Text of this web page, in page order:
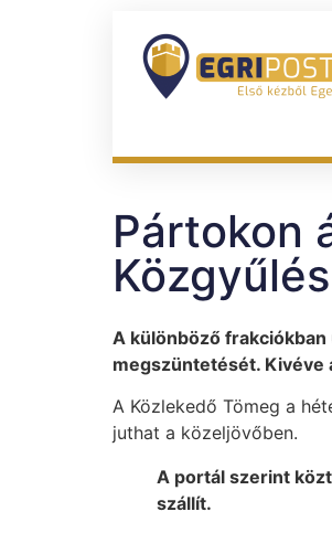
Pártokon
A különböző
megszüntetését. Kivéve
A Közlekedő Tömeg a
juthat a közeljövőben.
A portál szerint
szállít.